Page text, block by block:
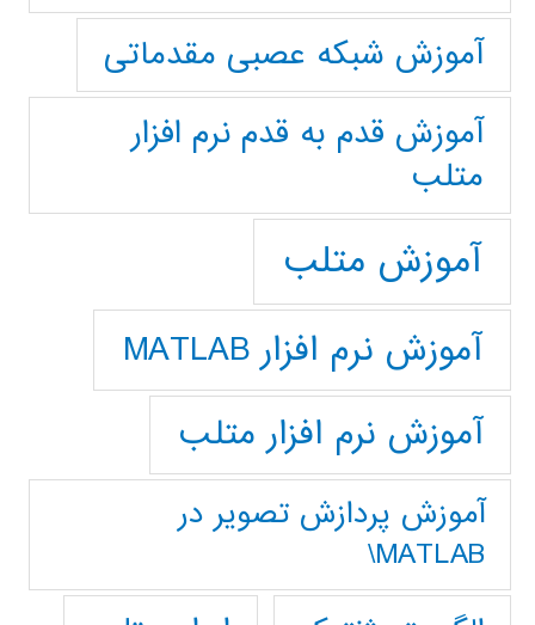
آموزش شبکه عصبی مقدماتی
آموزش قدم به قدم نرم افزار
متلب
آموزش متلب
آموزش نرم افزار MATLAB
آموزش نرم افزار متلب
آموزش پردازش تصوير در
MATLAB\